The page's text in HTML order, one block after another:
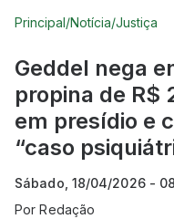
Principal/Notícia/Justiça
Geddel nega
propina de R$
em presídio e
“caso
Sábado, 18/04/2026 -
PorRedação